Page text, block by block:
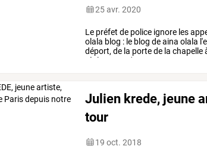
25 avr. 2020
Le préfet de police ignore les
olala blog : le blog deaina olala
déport, de la portede la chapelle
régler
n'est
Julien krede, jeune
tour
19 oct. 2018